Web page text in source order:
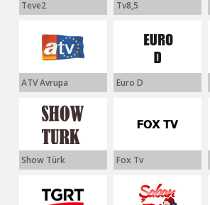
Teve2 Tv8,5
ATV Avrupa Euro D
Show Türk Fox Tv